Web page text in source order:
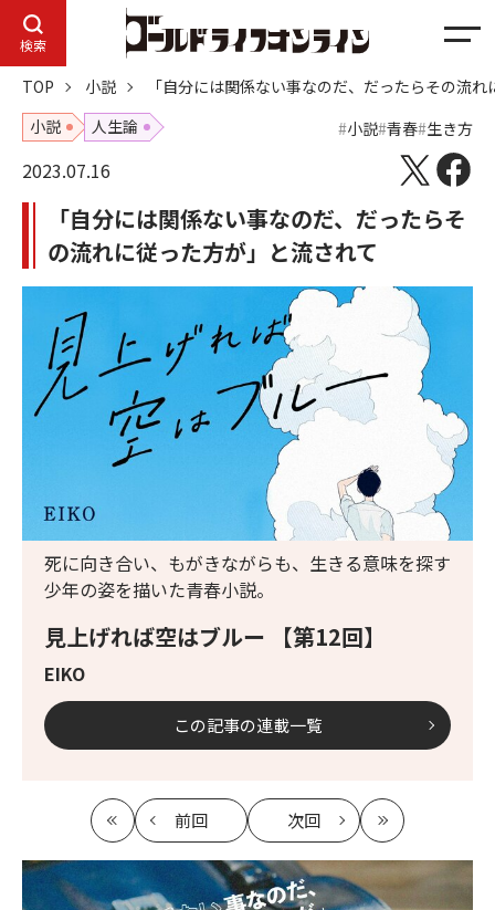
検索
メ
ュ
ー
TOP 小説
「自分には関係ない事なのだ、だったらその流
小説
人生論 小説 青春 生き方
2023.07.16
「自分には関係ない事なのだ、だったらそ
の流れに従った方が」と流されて
見上げれば空はブルー 【第12回】
EIKO
死に向き合い、もがきながらも、生きる意味を探す
少年の姿を描いた青春小説。
この記事の連載一覧
最
初
前回
記
事
へ
次回
記
事
へ
最
新